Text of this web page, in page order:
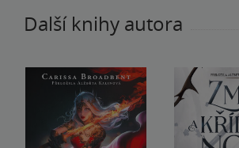
Další knihy autora